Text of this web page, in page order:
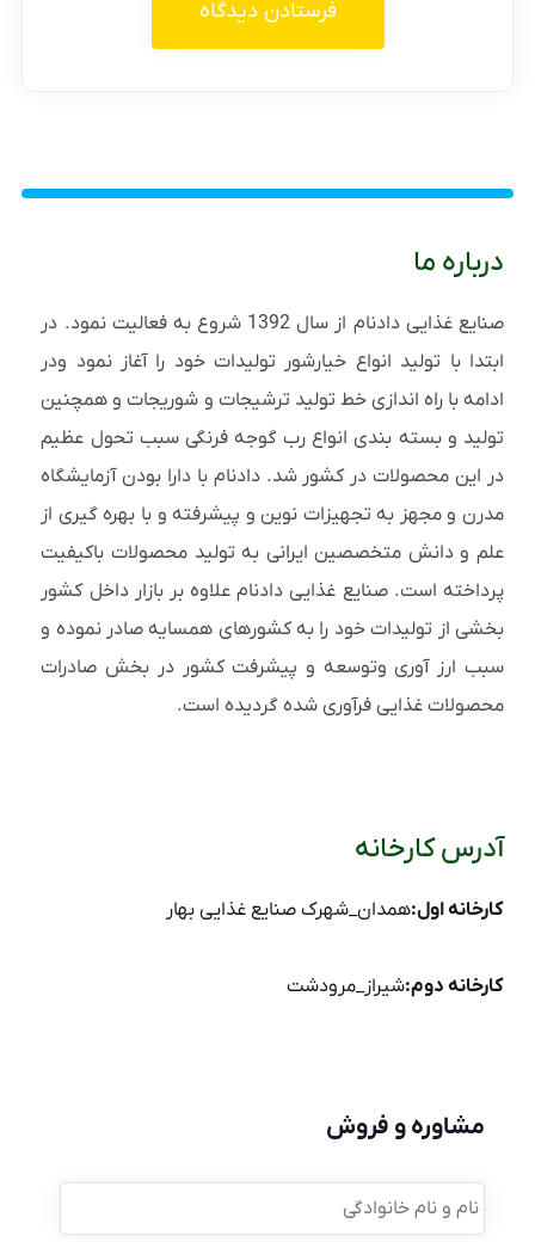
درباره ما
صنایع غذایی دادنام از سال 1392 شروع به فعالیت نمود. در
ابتدا با تولید انواع خیارشور تولیدات خود را آغاز نمود ودر
ادامه با راه اندازی خط تولید ترشیجات و شوریجات و همچنین
تولید و بسته بندی انواع رب گوجه فرنگی سبب تحول عظیم
در این محصولات در کشور شد. دادنام با دارا بودن آزمایشگاه
مدرن و مجهز به تجهیزات نوین و پیشرفته و با بهره گیری از
علم و دانش متخصصین ایرانی به تولید محصولات باکیفیت
پرداخته است. صنایع غذایی دادنام علاوه بر بازار داخل کشور
بخشی از تولیدات خود را به کشورهای همسایه صادر نموده و
سبب ارز آوری وتوسعه و پیشرفت کشور در بخش صادرات
محصولات غذایی فرآوری شده گردیده است.
آدرس کارخانه
کارخانه اول:همدان_شهرک صنایع غذایی بهار
کارخانه دوم:شیراز_مرودشت
مشاوره و فروش
نام
و
نام